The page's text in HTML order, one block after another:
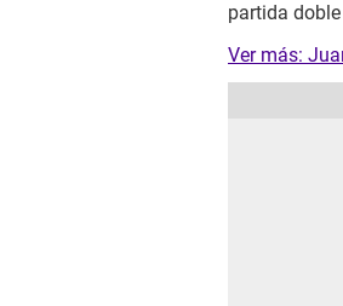
partida
Ver más: